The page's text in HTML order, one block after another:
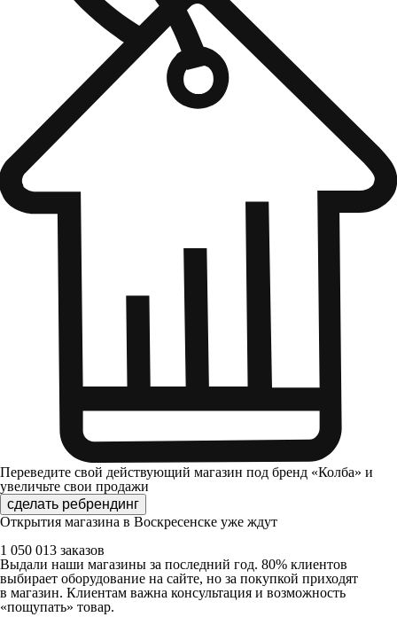
Переведите свой действующий магазин под бренд «Колба» и
увеличьте свои продажи
сделать ребрендинг
Открытия магазина в Воскресенске уже ждут
1 050 013 заказов
Выдали наши магазины за последний год. 80% клиентов
выбирает оборудование на сайте, но за покупкой приходят
в магазин. Клиентам важна консультация и возможность
«пощупать» товар.